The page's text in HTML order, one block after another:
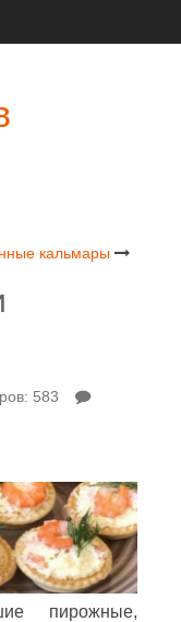
кальмары
583
пирожные,